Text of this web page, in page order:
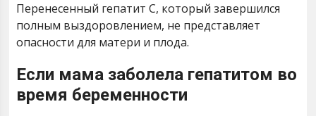
Перенесенный гепатит С, который завершился
полным выздоровлением, не представляет
опасности для матери и плода.
Если мама заболела гепатитом во
время беременности